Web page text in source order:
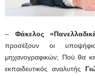
– Φάκελος
προσέξουν οι
μηχανογραφικών; Πού θα
εκπαιδευτικός αναλυτής